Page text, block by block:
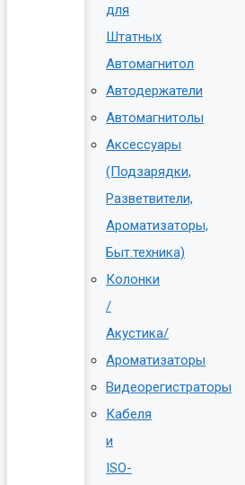
для
Штатных
Автомагнитол
Автодержатели
Автомагнитолы
Аксессуары
(Подзарядки,
Разветвители,
Ароматизаторы,
Быт.техника)
Колонки
/
Акустика/
Ароматизаторы
Видеорегистраторы
Кабеля
и
ISO-